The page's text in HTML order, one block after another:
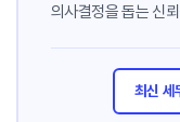
의사결정을 돕는 신
최신 세